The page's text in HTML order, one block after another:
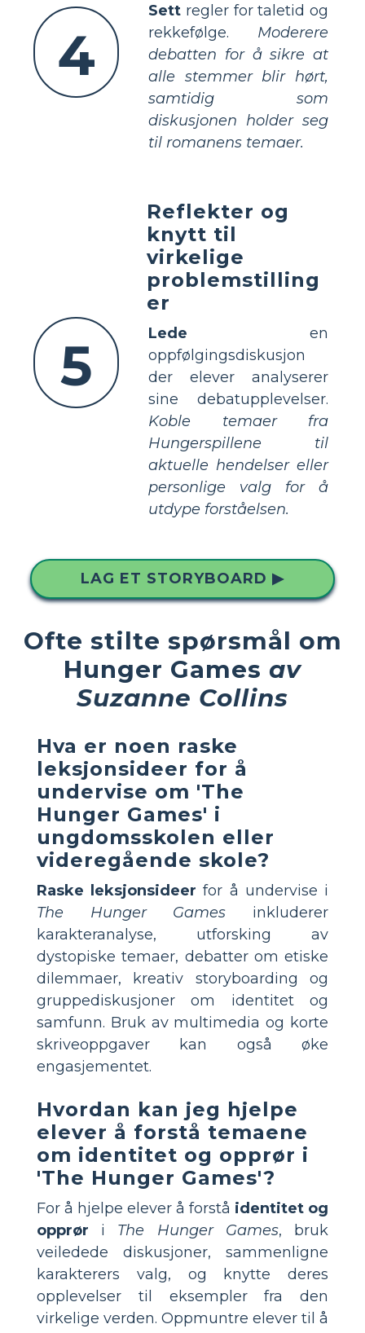
4
Sett regler for taletid og
rekkefølge. Moderere
debatten for å sikre at
alle stemmer blir hørt,
samtidig som
diskusjonen holder seg
til romanens temaer.
5
Reflekter og
knytt til
virkelige
problemstilling
er
Lede en
oppfølgingsdiskusjon
der elever analyserer
sine debatupplevelser.
Koble temaer fra
Hungerspillene til
aktuelle hendelser eller
personlige valg for å
utdype forståelsen.
LAG ET STORYBOARD ▶
Ofte stilte spørsmål om
Hunger Games av
Suzanne Collins
Hva er noen raske
leksjonsideer for å
undervise om 'The
Hunger Games' i
ungdomsskolen eller
videregående skole?
Raske leksjonsideer for å undervise i
The Hunger Games inkluderer
karakteranalyse, utforsking av
dystopiske temaer, debatter om etiske
dilemmaer, kreativ storyboarding og
gruppediskusjoner om identitet og
samfunn. Bruk av multimedia og korte
skriveoppgaver kan også øke
engasjementet.
Hvordan kan jeg hjelpe
elever å forstå temaene
om identitet og opprør i
'The Hunger Games'?
For å hjelpe elever å forstå identitet og
opprør i The Hunger Games, bruk
veiledede diskusjoner, sammenligne
karakterers valg, og knytte deres
opplevelser til eksempler fra den
virkelige verden. Oppmuntre elever til å